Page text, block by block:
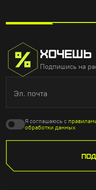
ХОЧЕШЬ
Подпишись на
Эл. почта
Я соглашаюсь с
обработки данных